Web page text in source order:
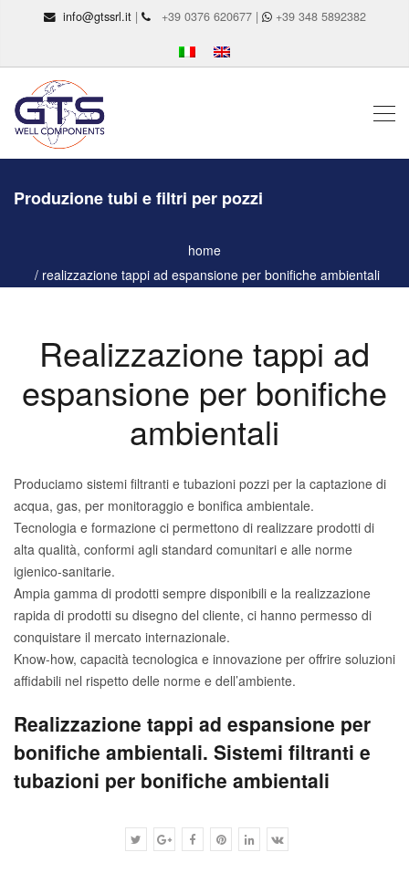
info@gtssrl.it| +39 0376 620677 | +39 348 5892382
Produzione tubi e filtri per pozzi
home
realizzazione tappi ad espansione per bonifiche ambientali
Realizzazione tappi ad
espansione per bonifiche
ambientali
Produciamo sistemi filtranti e tubazioni pozzi per la captazione di
acqua, gas, per monitoraggio e bonifica ambientale.
Tecnologia e formazione ci permettono di realizzare prodotti di
alta qualità, conformi agli standard comunitari e alle norme
igienico-sanitarie.
Ampia gamma di prodotti sempre disponibili e la realizzazione
rapida di prodotti su disegno del cliente, ci hanno permesso di
conquistare il mercato internazionale.
Know-how, capacità tecnologica e innovazione per offrire soluzioni
affidabili nel rispetto delle norme e dell’ambiente.
Realizzazione tappi ad espansione per
bonifiche ambientali. Sistemi filtranti e
tubazioni per bonifiche ambientali